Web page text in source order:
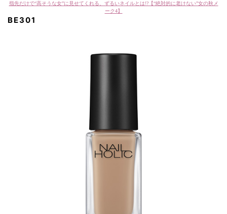
指先だけで“高そうな女”に見せてくれる、ずるいネイルとは!?【“絶対的に老けない”女の秋メ
ーク4】
BE301